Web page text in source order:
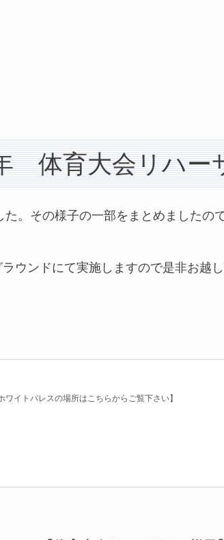
体育大会リハー
。その様子の一部をまとめましたの
ウンドにて実施しますので是非お越し